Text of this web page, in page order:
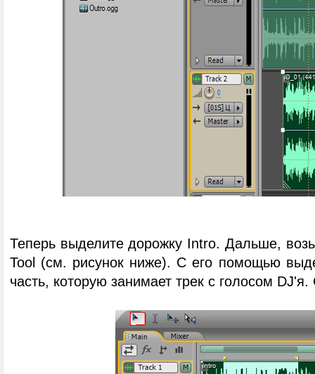
Теперь выделите дорожку Intro. Дальше,
Tool (см. рисунок ниже). С его помощью
часть, которую занимает трек с голосом DJ'я.